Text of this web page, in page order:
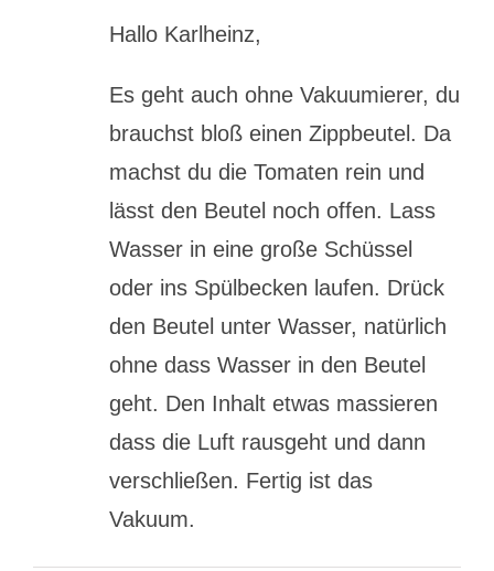
Hallo Karlheinz,
Es geht auch ohne Vakuumierer, du
brauchst bloß einen Zippbeutel. Da
machst du die Tomaten rein und
lässt den Beutel noch offen. Lass
Wasser in eine große Schüssel
oder ins Spülbecken laufen. Drück
den Beutel unter Wasser, natürlich
ohne dass Wasser in den Beutel
geht. Den Inhalt etwas massieren
dass die Luft rausgeht und dann
verschließen. Fertig ist das
Vakuum.